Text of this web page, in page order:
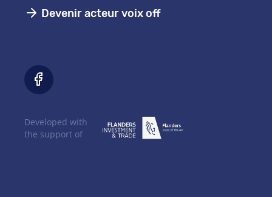
Devenir acteur voix off
Developed with
the support of